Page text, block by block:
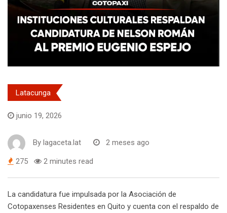
Latacunga
junio 19, 2026
By lagaceta.lat 2 meses ago
275 2 minutes read
La candidatura fue impulsada por la Asociación de
Cotopaxenses Residentes en Quito y cuenta con el respaldo de